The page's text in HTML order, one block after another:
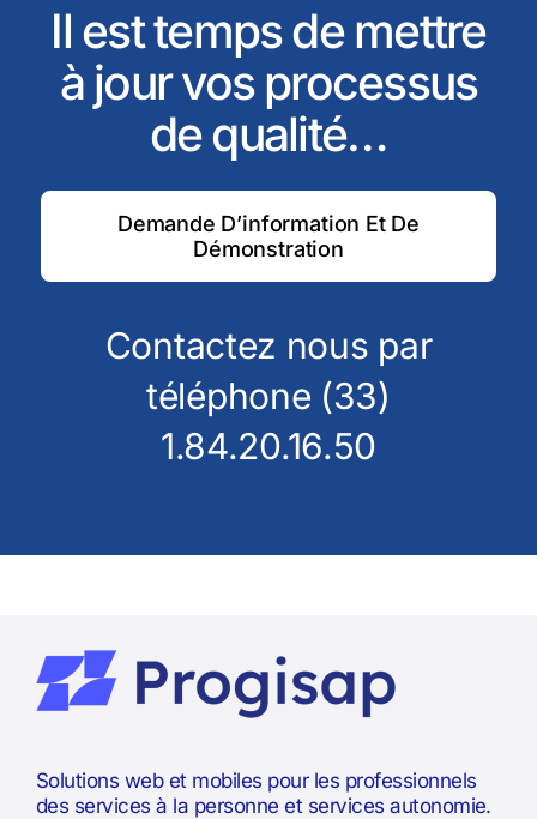
Il est temps de mettre
à jour vos processus
de qualité…
Demande D’information Et De
Démonstration
Contactez nous par
téléphone (33)
1.84.20.16.50
Solutions web et mobiles pour les professionnels
des services à la personne et services autonomie.